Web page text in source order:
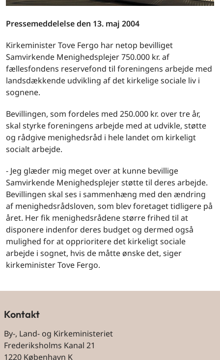
Pressemeddelelse den 13. maj 2004
Kirkeminister Tove Fergo har netop bevilliget
Samvirkende Menighedsplejer 750.000 kr. af
fællesfondens reservefond til foreningens arbejde med
landsdækkende udvikling af det kirkelige sociale liv i
sognene.
Bevillingen, som fordeles med 250.000 kr. over tre år,
skal styrke foreningens arbejde med at udvikle, støtte
og rådgive menighedsråd i hele landet om kirkeligt
socialt arbejde.
- Jeg glæder mig meget over at kunne bevillige
Samvirkende Menighedsplejer støtte til deres arbejde.
Bevillingen skal ses i sammenhæng med den ændring
af menighedsrådsloven, som blev foretaget tidligere på
året. Her fik menighedsrådene større frihed til at
disponere indenfor deres budget og dermed også
mulighed for at opprioritere det kirkeligt sociale
arbejde i sognet, hvis de måtte ønske det, siger
kirkeminister Tove Fergo.
Kontakt
By-, Land- og Kirkeministeriet
Frederiksholms Kanal 21
1220 København K